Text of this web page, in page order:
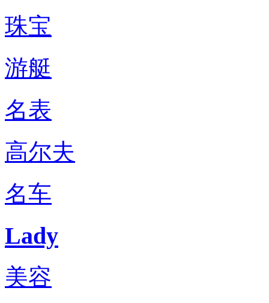
珠宝
游艇
名表
高尔夫
名车
Lady
美容